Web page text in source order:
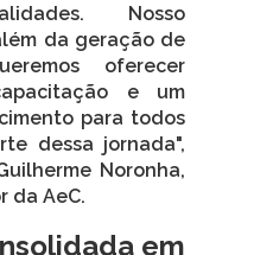
Nosso
da geração de
oferecer
e um
para todos
dessa jornada",
Noronha,
da AeC.
em